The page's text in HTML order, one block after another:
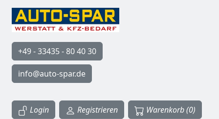
+49 - 33435 - 80 40 30
info@auto-spar.de
Login Registrieren Warenkorb (0)